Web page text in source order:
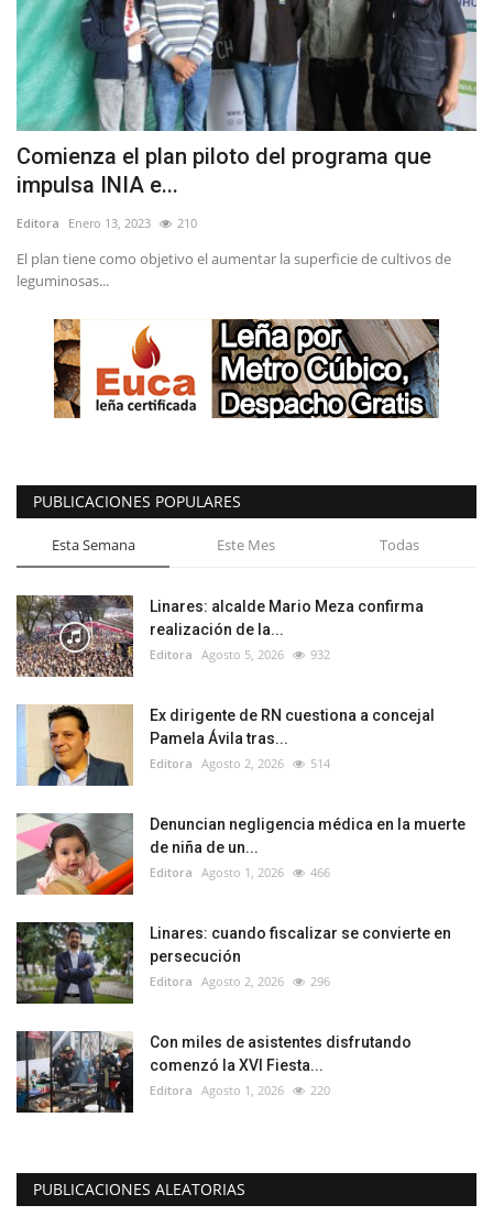
Comienza el plan piloto del programa que
impulsa INIA e...
Editora Enero 13, 2023 210
El plan tiene como objetivo el aumentar la superficie de cultivos de
leguminosas...
PUBLICACIONES POPULARES
Esta Semana Este Mes Todas
Linares: alcalde Mario Meza confirma
realización de la...
Editora Agosto 5, 2026 932
Ex dirigente de RN cuestiona a concejal
Pamela Ávila tras...
Editora Agosto 2, 2026 514
Denuncian negligencia médica en la muerte
de niña de un...
Editora Agosto 1, 2026 466
Linares: cuando fiscalizar se convierte en
persecución
Editora Agosto 2, 2026 296
Con miles de asistentes disfrutando
comenzó la XVI Fiesta...
Editora Agosto 1, 2026 220
PUBLICACIONES ALEATORIAS